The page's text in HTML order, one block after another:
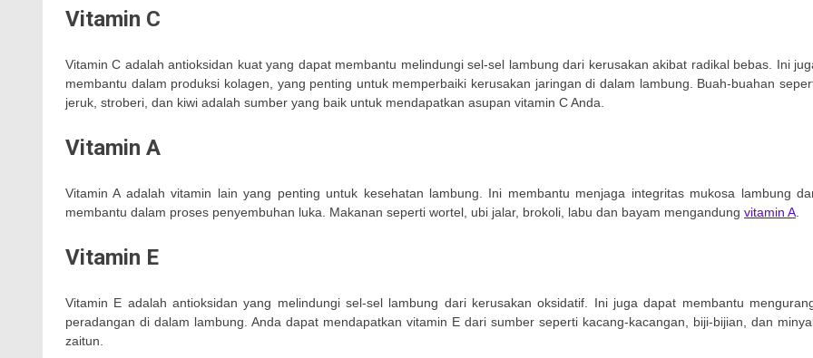
Vitamin C
Vitamin C adalah antioksidan kuat yang dapat membantu melindungi sel-sel lambung dari kerusakan akibat radikal bebas. Ini
membantu dalam produksi kolagen, yang penting untuk memperbaiki kerusakan jaringan di dalam lambung. Buah-buahan
jeruk, stroberi, dan kiwi adalah sumber yang baik untuk mendapatkan asupan vitamin C Anda.
Vitamin A
Vitamin A adalah vitamin lain yang penting untuk kesehatan lambung. Ini membantu menjaga integritas mukosa lambung
membantu dalam proses penyembuhan luka. Makanan seperti wortel, ubi jalar, brokoli, labu dan bayam mengandung vitamin A
Vitamin E
Vitamin E adalah antioksidan yang melindungi sel-sel lambung dari kerusakan oksidatif. Ini juga dapat membantu
peradangan di dalam lambung. Anda dapat mendapatkan vitamin E dari sumber seperti kacang-kacangan, biji-bijian, dan
zaitun.